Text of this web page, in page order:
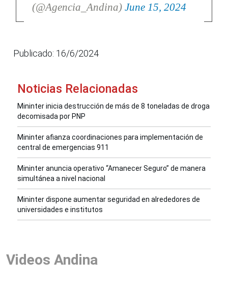
(@Agencia_Andina) June 15, 2024
Publicado: 16/6/2024
Noticias Relacionadas
Mininter inicia destrucción de más de 8 toneladas de droga
decomisada por PNP
Mininter afianza coordinaciones para implementación de
central de emergencias 911
Mininter anuncia operativo “Amanecer Seguro” de manera
simultánea a nivel nacional
Mininter dispone aumentar seguridad en alrededores de
universidades e institutos
Videos Andina